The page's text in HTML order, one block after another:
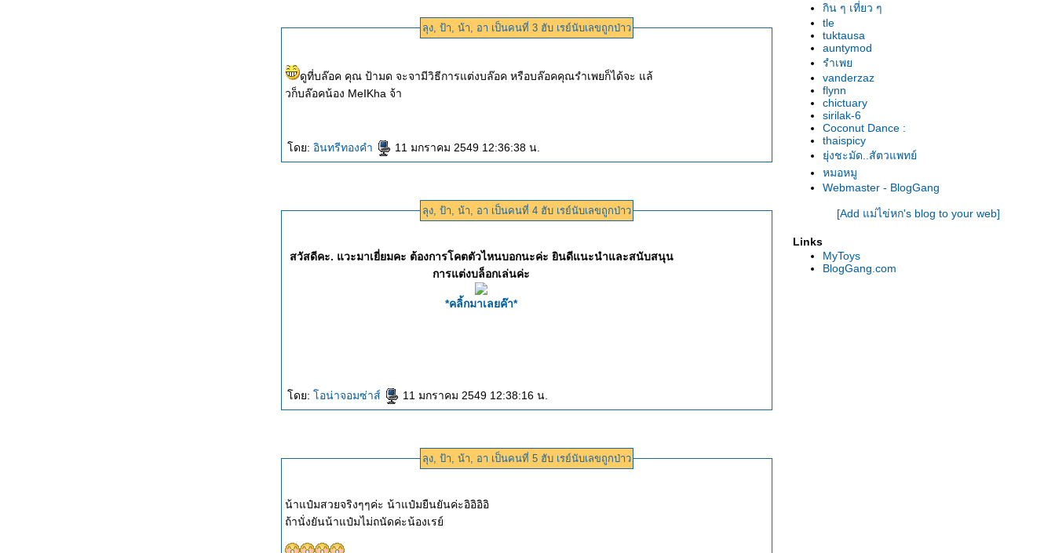
ลุง, ป้า, น้า, อา เป็นคนที่ 3 ฮับ เรย์นับเลขถูกป่าว
ดูที่บล๊อค คุณ ป้ามด จะจามีวิธีการแต่งบล๊อค หรือบล๊อคคุณรำเพยก็ได้จะ แล้
วก็บล๊อคน้อง MeIKha จ้า
ดย: อินทรีทองคำ 11 มกราคม 2549 12:36:38 น.
ลุง, ป้า, น้า, อา เป็นคนที่ 4 ฮับ เรย์นับเลขถูกป่าว
สวัสดีคะ. แวะมาเยี่ยมคะ ต้องการโคตตัวไหนบอกนะค่ะ ยินดีแนะนำและสนับสนุน
การแต่งบล็อกเล่นค่ะ
*คลิ้กมาเลยค๊า*
ดย: อน่าจอมซ่าส์ 11 มกราคม 2549 12:38:16 น.
ลุง, ป้า, น้า, อา เป็นคนที่ 5 ฮับ เรย์นับเลขถูกป่าว
น้าแป๋มสวยจริงๆๆค่ะ น้าแป๋มยืนยันค่ะอิอิอิอิ
ถ้านั่งยันน้าแป๋มไม่ถนัดค่ะน้องเรย์
กิน ๆ เที่ยว ๆ
tle
tuktausa
auntymod
รำเพ
vanderzaz
flynn
chictuary
sirilak-6
Coconut Dance :
thaispicy
ุ่งชะมัด..สัตวแพทย์
หมอหมู
Webmaster - BlogGang
[Add แม่ไข่หก's blog to your web]
Links
MyToys
BlogGang.com